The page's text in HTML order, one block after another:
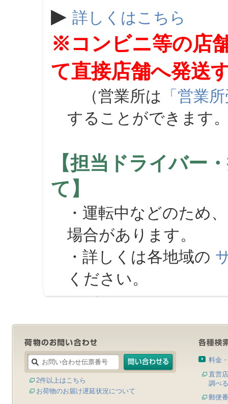
▶ 詳しくはこちら
※コンビニ等の店
て直接店舗へ発送
（営業所は 「営業
することができます
【担当ドライバー
て】
・運転中などのため
場合があります。
・詳しくは各地域の
ください。
2件以上はこちら
お荷物のお届け遅延状況について
料金
直営
調べる
郵便